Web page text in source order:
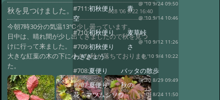
秋を見つけました。 #28 '06 9/22 16:40
今朝7時30分の気温13℃少し曇っています。
日中は、晴れ間が少し出てきましたので秋を見つ
けに行って来ました。
大きな紅葉の木の下に小さな秋が落ちておりまし
た。
@ '10 9/24 09:50
#711:初秋便り 青
空
@ '10 9/14 10:46
#710:初秋便り 麦草峠
@ '10 9/12 11:26
#709:初秋便り さ
わぎきょう
@ '10 9/4 10:22
#708:夏便り バッタの散歩
@ '10 8/29 09:49
#707:夏便り 秋の
花 マツムシソウ
@ '10 8/24 11:50